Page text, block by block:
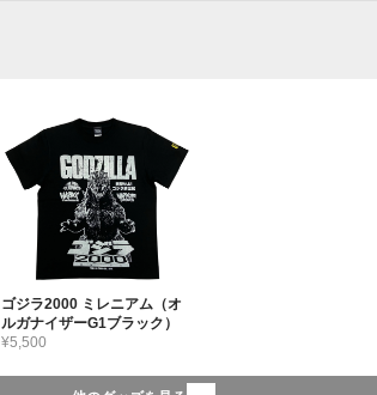
ゴジラ2000 ミレニアム（オ
ルガナイザーG1ブラック）
¥5,500